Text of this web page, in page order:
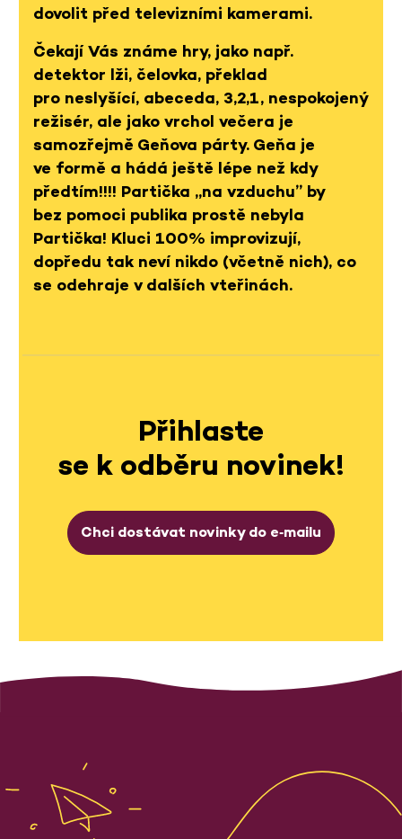
dovolit před televizními kamerami.
Čekají Vás známe hry, jako např.
detektor lži, čelovka, překlad
pro neslyšící, abeceda, 3,2,1, nespokojený
režisér, ale jako vrchol večera je
samozřejmě Geňova párty. Geňa je
ve formě a hádá ještě lépe než kdy
předtím!!!! Partička „na vzduchu” by
bez pomoci publika prostě nebyla
Partička! Kluci 100% improvizují,
dopředu tak neví nikdo (včetně nich), co
se odehraje v dalších vteřinách.
Přihlaste
se k odběru novinek!
Chci dostávat novinky do e‑mailu